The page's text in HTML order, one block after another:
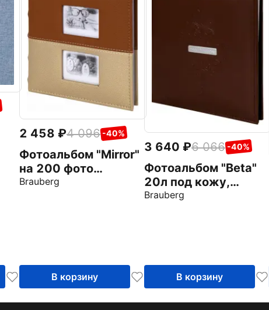
2 458 4 096 -40%
Фотоальбом "Mirror"
на 200 фото
(391184)
Brauberg
В корзину
3 640 6 066 -40%
Фотоальбом "Beta"
20л под кожу,
коричневый
Brauberg
В корзину